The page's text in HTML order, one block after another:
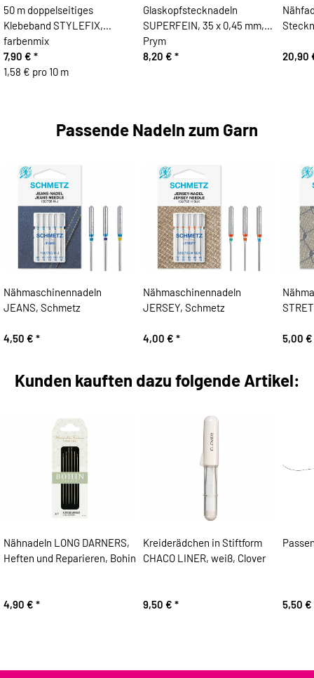
50 m doppelseitiges
Klebeband STYLEFIX,
farbenmix
7,90 € *
1,58 € pro 10 m
Glaskopfstecknadeln
SUPERFEIN, 35 x 0,45 mm,
Prym
8,20 € * 20,90
Passende Nadeln zum Garn
Nähmaschinennadeln
JEANS, Schmetz
4,50 € *
Nähmaschinennadeln
JERSEY, Schmetz
4,00 € * 5,00 €
Kunden kauften dazu folgende Artikel:
Nähnadeln LONG DARNERS,
Heften und Reparieren, Bohin
4,90 € *
Kreiderädchen in Stiftform
CHACO LINER, weiß, Clover
9,50 € * 5,50 €